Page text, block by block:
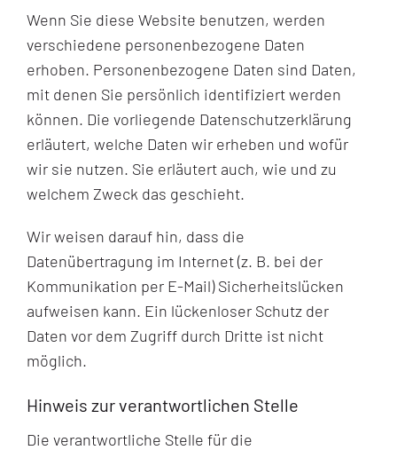
Wenn Sie diese Website benutzen, werden
verschiedene personenbezogene Daten
erhoben. Personenbezogene Daten sind Daten,
mit denen Sie persönlich identifiziert werden
können. Die vorliegende Datenschutzerklärung
erläutert, welche Daten wir erheben und wofür
wir sie nutzen. Sie erläutert auch, wie und zu
welchem Zweck das geschieht.
Wir weisen darauf hin, dass die
Datenübertragung im Internet (z. B. bei der
Kommunikation per E-Mail) Sicherheitslücken
aufweisen kann. Ein lückenloser Schutz der
Daten vor dem Zugriff durch Dritte ist nicht
möglich.
Hinweis zur verantwortlichen Stelle
Die verantwortliche Stelle für die